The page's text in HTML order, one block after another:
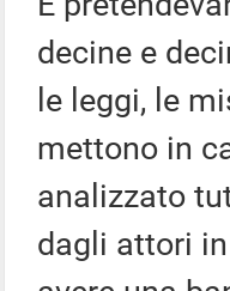
decine e
le leggi, le
mettono in
analizzato
dagli attori